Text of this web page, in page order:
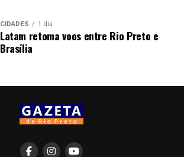
CIDADES 1 dia
Latam retoma voos entre Rio Preto e
Brasília